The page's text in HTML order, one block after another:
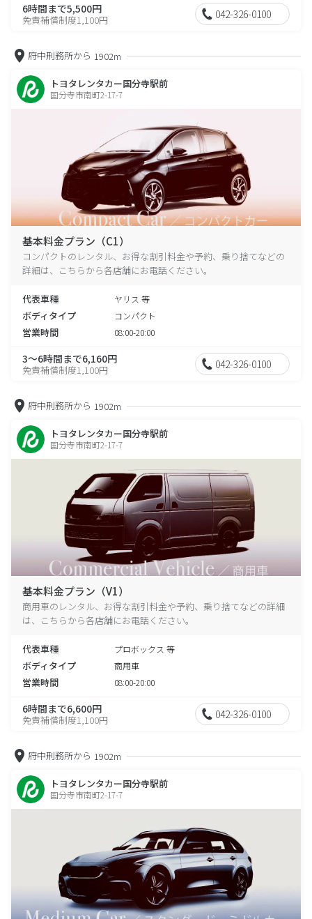
6時間まで5,500円
免責補償制度1,100円 042-326-0100
府中刑務所から 1902m
トヨタレンタカー国分寺駅前
国分寺市南町2-17-7
基本料金プラン（C1）
コンパクトのレンタル、お得な割引料金や予約、乗り捨てなどの
詳細は、こちらから各店舗にお電話ください。
代表車種 ヤリス 等
ボディタイプ コンパクト
営業時間 08:00-20:00
3～6時間まで6,160円
免責補償制度1,100円 042-326-0100
府中刑務所から 1902m
トヨタレンタカー国分寺駅前
国分寺市南町2-17-7
基本料金プラン（V1）
商用車のレンタル、お得な割引料金や予約、乗り捨てなどの詳細
は、こちらから各店舗にお電話ください。
代表車種 プロボックス 等
ボディタイプ 商用車
営業時間 08:00-20:00
6時間まで6,600円
免責補償制度1,100円 042-326-0100
府中刑務所から 1902m
トヨタレンタカー国分寺駅前
国分寺市南町2-17-7